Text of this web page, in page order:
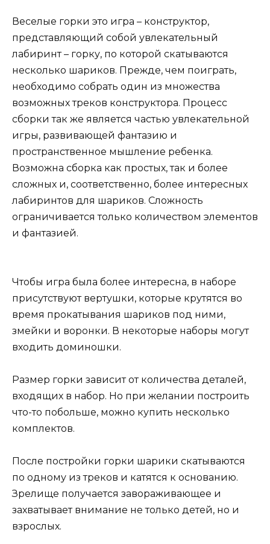
Веселые горки это игра – конструктор,
представляющий собой увлекательный
лабиринт – горку, по которой скатываются
несколько шариков. Прежде, чем поиграть,
необходимо собрать один из множества
возможных треков конструктора. Процесс
сборки так же является частью увлекательной
игры, развивающей фантазию и
пространственное мышление ребенка.
Возможна сборка как простых, так и более
сложных и, соответственно, более интересных
лабиринтов для шариков. Сложность
ограничивается только количеством элементов
и фантазией.
Чтобы игра была более интересна, в наборе
присутствуют вертушки, которые крутятся во
время прокатывания шариков под ними,
змейки и воронки. В некоторые наборы могут
входить доминошки.
Размер горки зависит от количества деталей,
входящих в набор. Но при желании построить
что-то побольше, можно купить несколько
комплектов.
После постройки горки шарики скатываются
по одному из треков и катятся к основанию.
Зрелище получается завораживающее и
захватывает внимание не только детей, но и
взрослых.